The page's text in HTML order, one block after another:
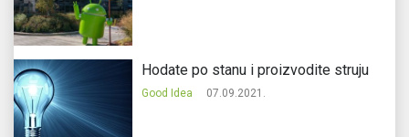
Hodate po stanu i proizvodite struju
Good Idea 07.09.2021.